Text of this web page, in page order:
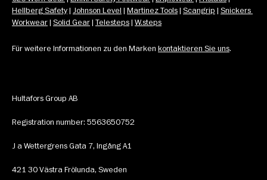
Hellberg Safety | Johnson Level | Martinez Tools | Scangrip | Snickers
Workwear | Solid Gear | Telesteps | W.steps
Für weitere Informationen zu den Marken kontaktieren Sie uns.
Hultafors Group AB
Registration number: 5563650752
J a Wettergrens Gata 7, Ingång A1
421 30 Västra Frölunda, Sweden